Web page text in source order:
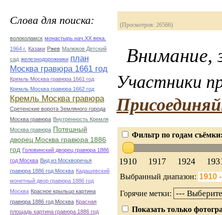
Слова для поиска:
волоколамск монастырь.нач.ХХ века.
1964 г. Казаки Ржев Малюков Детский
сад железнодорожники план
Москва гравюра 1661 год
Кремль Москва гравюра 1661 год
Кремль Москва гравюра 1662 год
Кремль Москва гравюра
Сретенские ворота Земляного города
Москва гравюра Внутренность Кремля
Москва гравюра Потешный
дворец Москва гравюра 1886
год Головинский дворец гравюра 1886
год Москва Вид из Москворечья
гравюра 1886 год Москва Кадашевский
монетный двор гравюра 1886 год
Москва Красное крыльцо картина
гравюра 1886 год Москва Красная
площадь картина гравюра 1886 год
(Просмотров: 26566)
Внимание,
Участники
Фильтр по годам
1910 1917 1924
Выбранный диапазон:
Горячие метки:
Показать только